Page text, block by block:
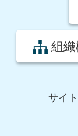
組
サイ